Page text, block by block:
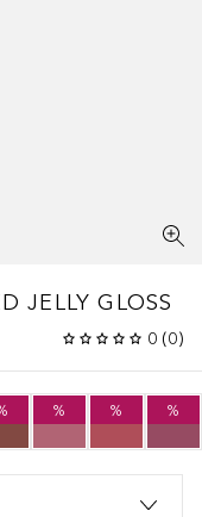
JELLY GLOSS
0 (0)
% % %